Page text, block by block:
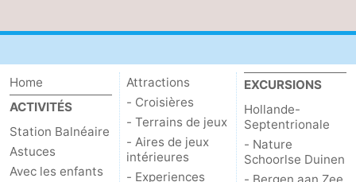
Home
ACTIVITÉS
Station Balnéaire
Astuces
Avec les enfants
Attractions
- Croisières
- Terrains de jeux
- Aires de jeux
intérieures
- Experiences
EXCURSIONS
Hollande-
Septentrionale
- Nature
Schoorlse Duinen